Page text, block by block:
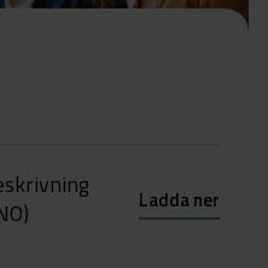
Ladda ner